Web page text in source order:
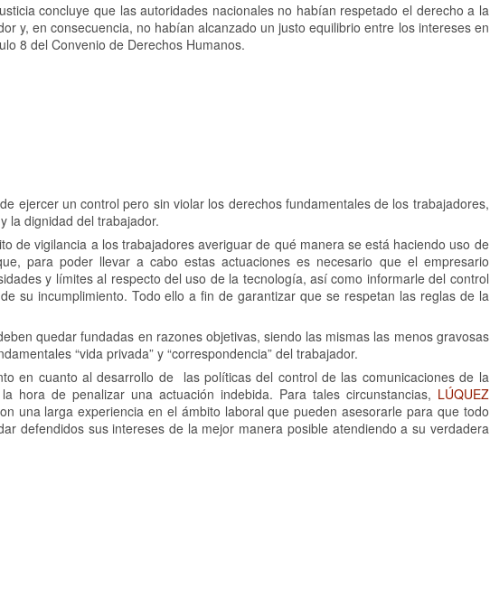
concluye que las autoridades nacionales no habían respetado el derecho a la
y, en consecuencia, no habían alcanzado un justo equilibrio entre los intereses en
8 del Convenio de Derechos Humanos.
ejercer un control pero sin violar los derechos fundamentales de los trabajadores,
la dignidad del trabajador.
de vigilancia a los trabajadores averiguar de qué manera se está haciendo uso de
para poder llevar a cabo estas actuaciones es necesario que el empresario
y límites al respecto del uso de la tecnología, así como informarle del control
su incumplimiento. Todo ello a fin de garantizar que se respetan las reglas de la
quedar fundadas en razones objetivas, siendo las mismas las menos gravosas
“vida privada” y “correspondencia” del trabajador.
en cuanto al desarrollo de las políticas del control de las comunicaciones de la
de penalizar una actuación indebida. Para tales circunstancias, LÚQUEZ
una larga experiencia en el ámbito laboral que pueden asesorarle para que todo
defendidos sus intereses de la mejor manera posible atendiendo a su verdadera